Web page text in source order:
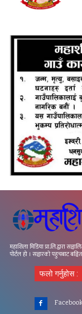
महाशिला मिडिया प्रा.लि.द्वारा
पोर्टल हो । सञ्चारको पहुचबाट
फलो गर्नुहोस :